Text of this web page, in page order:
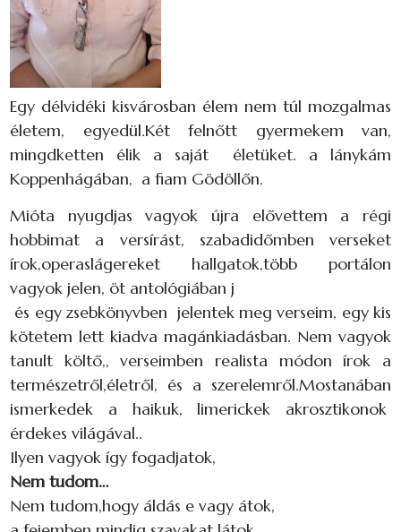
Egy délvidéki kisvárosban élem nem túl mozgalmas
életem, egyedül.Két felnőtt gyermekem van,
mingdketten élik a saját életüket. a lánykám
Koppenhágában, a fiam Gödöllőn.
Mióta nyugdjas vagyok újra elővettem a régi
hobbimat a versírást, szabadidőmben verseket
írok,operaslágereket hallgatok,több portálon
vagyok jelen, öt antológiában j
és egy zsebkönyvben jelentek meg verseim, egy kis
kötetem lett kiadva magánkiadásban. Nem vagyok
tanult költő,, verseimben realista módon írok a
természetről,életről, és a szerelemről.Mostanában
ismerkedek a haikuk, limerickek akrosztikonok
érdekes világával..
Ilyen vagyok így fogadjatok,
Nem tudom…
Nem tudom,hogy áldás e vagy átok,